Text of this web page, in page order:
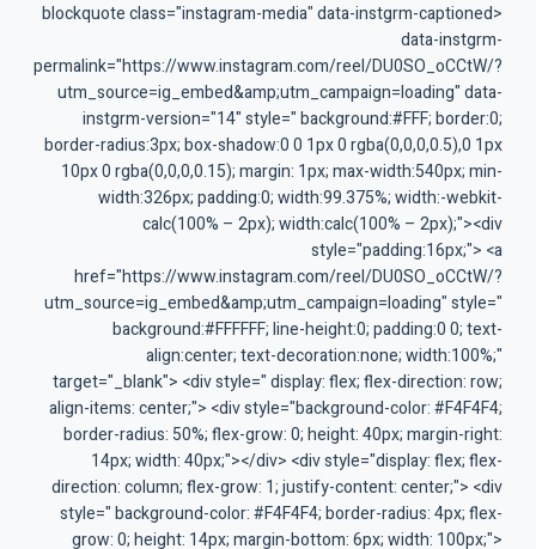
<blockquote class="instagram-media" data-instgrm-captioned
data-instgrm-
permalink="https://www.instagram.com/reel/DU0SO_oCCtW/?
utm_source=ig_embed&amp;utm_campaign=loading" data-
instgrm-version="14" style=" background:#FFF; border:0;
border-radius:3px; box-shadow:0 0 1px 0 rgba(0,0,0,0.5),0 1px
10px 0 rgba(0,0,0,0.15); margin: 1px; max-width:540px; min-
width:326px; padding:0; width:99.375%; width:-webkit-
calc(100% – 2px); width:calc(100% – 2px);"><div
style="padding:16px;"> <a
href="https://www.instagram.com/reel/DU0SO_oCCtW/?
utm_source=ig_embed&amp;utm_campaign=loading" style="
background:#FFFFFF; line-height:0; padding:0 0; text-
align:center; text-decoration:none; width:100%;"
target="_blank"> <div style=" display: flex; flex-direction: row;
align-items: center;"> <div style="background-color: #F4F4F4;
border-radius: 50%; flex-grow: 0; height: 40px; margin-right:
14px; width: 40px;"></div> <div style="display: flex; flex-
direction: column; flex-grow: 1; justify-content: center;"> <div
style=" background-color: #F4F4F4; border-radius: 4px; flex-
grow: 0; height: 14px; margin-bottom: 6px; width: 100px;">